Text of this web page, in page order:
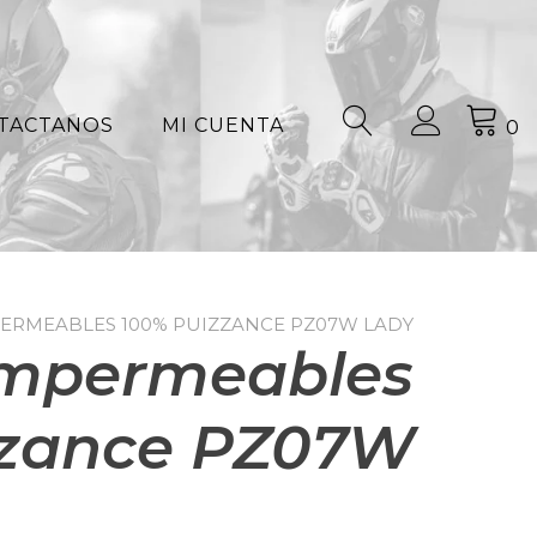
MI CUENTA 0
100% PUIZZANCE PZ07W LADY
PZ07W